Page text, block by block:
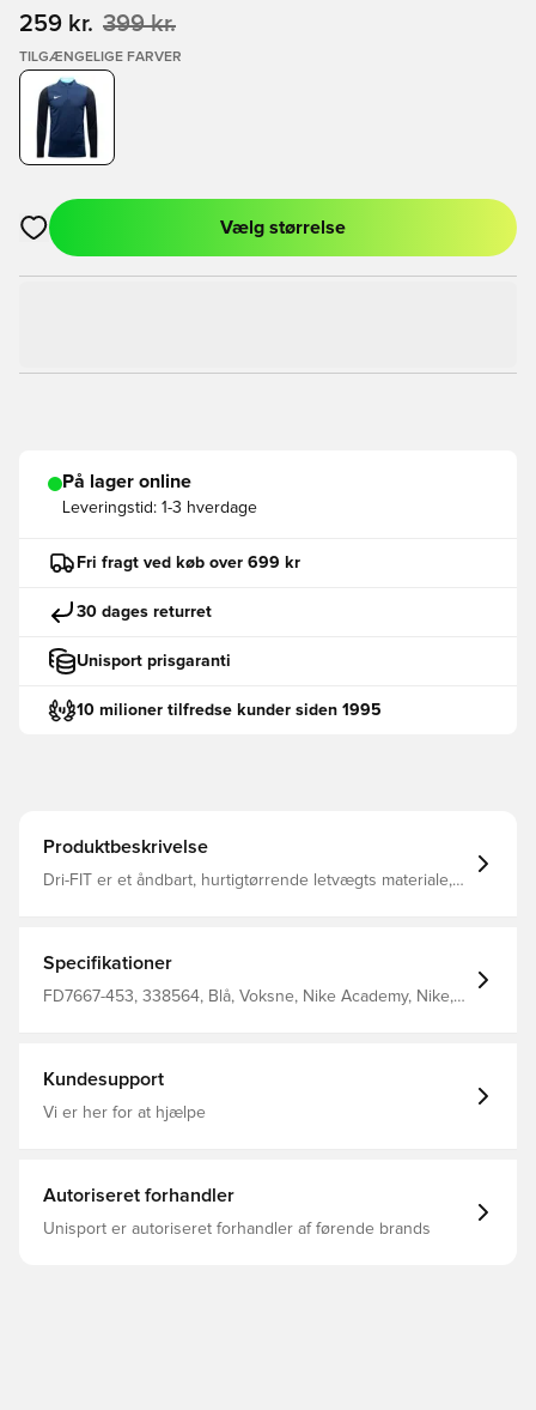
259 kr. 399 kr.
TILGÆNGELIGE FARVER
Åbner en Modal til at logge ind eller tilmelde dig som medlem
Vælg størrelse
På lager online
Leveringstid: 1-3 hverdage
Fri fragt ved køb over 699 kr
30 dages returret
Unisport prisgaranti
10 milioner tilfredse kunder siden 1995
Produktbeskrivelse
Dri-FIT er et åndbart, hurtigtørrende letvægts materiale,
Specifikationer
FD7667-453, 338564, Blå, Voksne, Nike Academy, Nike,
Kundesupport
Vi er her for at hjælpe
Autoriseret forhandler
Unisport er autoriseret forhandler af førende brands